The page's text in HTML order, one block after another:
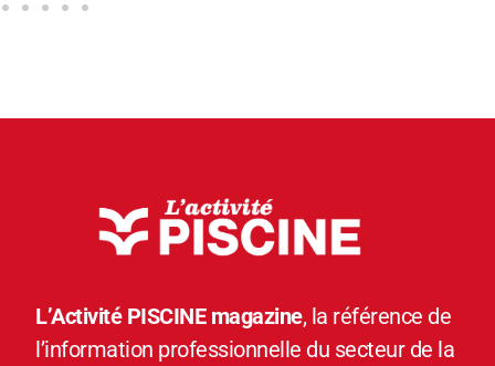
L’Activité PISCINE magazine, la référence de
l’information professionnelle du secteur de la